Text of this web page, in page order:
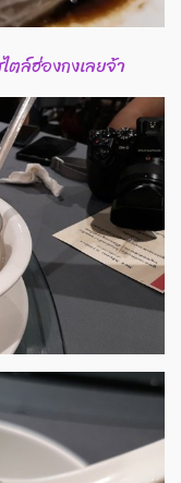
ล์ฮ่องกงเลยจ้า